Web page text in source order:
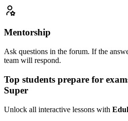
Mentorship
Ask questions in the forum. If the
team will respond.
Top students prepare for
Super
Unlock all interactive lessons with